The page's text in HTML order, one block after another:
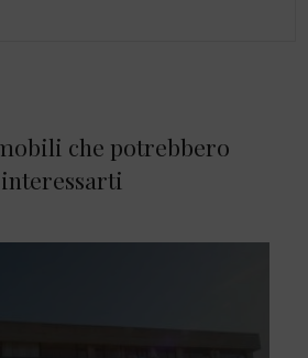
che potrebbero
interessarti